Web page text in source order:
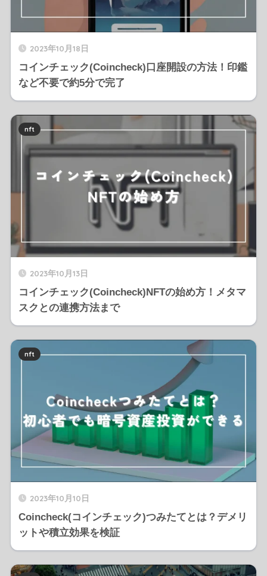
2023年10月18日
コインチェック(Coincheck)口座開設の方法！印鑑
など不要で約5分で完了
2023年10月13日
コインチェック(Coincheck)NFTの始め方！メタマ
スクとの連携方法まで
nft
2023年10月10日
Coincheck(コインチェック)つみたてとは？デメリ
ットや積立効果を検証
nft